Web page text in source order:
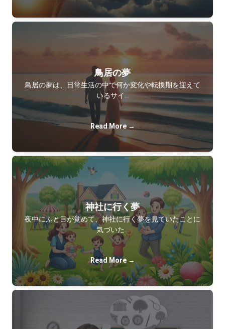
鳥居の夢
鳥居の夢は、日常生活の中で何か変化や転換期を迎えて
いるサイ…
Read More →
神社に行く夢
夜中にふと目が覚めて、神社に行く夢を見ていたことに
気づいた…
Read More →